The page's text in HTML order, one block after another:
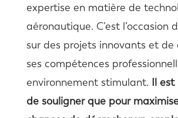
expertise en matière de
aéronautique. C’est l’occasion
sur des projets innovants et de
ses compétences
environnement stimulant. Il
de souligner que pour